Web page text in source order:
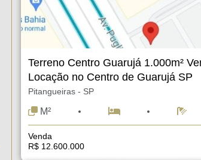
Terreno Centro Guarujá 1.000m²
Locação no Centro de Guarujá SP
Pitangueiras - SP
M²
Venda
R$ 12.600.000